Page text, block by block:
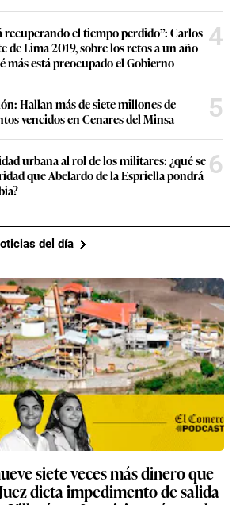
recuperando el tiempo perdido”: Carlos
de Lima 2019, sobre los retos a un año
más está preocupado el Gobierno
4
Hallan más de siete millones de
vencidos en Cenares del Minsa
5
urbana al rol de los militares: ¿qué se
que Abelardo de la Espriella pondrá 6
del día
siete veces más dinero que
dicta impedimento de salida